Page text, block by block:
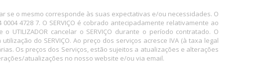
se o mesmo corresponde às suas expectativas e/ou necessidades. O
4728 7. O SERVIÇO é cobrado antecipadamente relativamente ao
cancelar o SERVIÇO durante o período contratado. O
do SERVIÇO. Ao preço dos serviços acresce IVA (à taxa legal
Os preços dos Serviços, estão sujeitos a atualizações e alterações
atualizações no nosso website e/ou via email.